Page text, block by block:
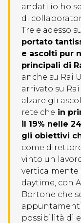
andati io ho
di
Tre e adesso
portato
e ascolti pur
principali di
anche su Rai
arrivato su
alzare gli
rete che in
il 19% nelle
gli obiettivi
come
vinto un
verticalmente
daytime, con
Bortone che
possibilità di